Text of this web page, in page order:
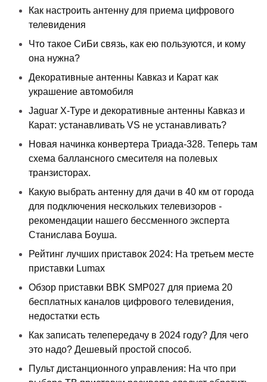
Как настроить антенну для приема цифрового
телевидения
Что такое СиБи связь, как ею пользуются, и кому
она нужна?
Декоративные антенны Кавказ и Карат как
украшение автомобиля
Jaguar X-Type и декоративные антенны Кавказ и
Карат: устанавливать VS не устанавливать?
Новая начинка конвертера Триада-328. Теперь там
схема баллансного смесителя на полевых
транзисторах.
Какую выбрать антенну для дачи в 40 км от города
для подключения нескольких телевизоров -
рекомендации нашего бессменного эксперта
Станислава Боуша.
Рейтинг лучших приставок 2024: На третьем месте
приставки Lumax
Обзор приставки BBK SMP027 для приема 20
бесплатных каналов цифрового телевидения,
недостатки есть
Как записать телепередачу в 2024 году? Для чего
это надо? Дешевый простой способ.
Пульт дистанционного управления: На что при